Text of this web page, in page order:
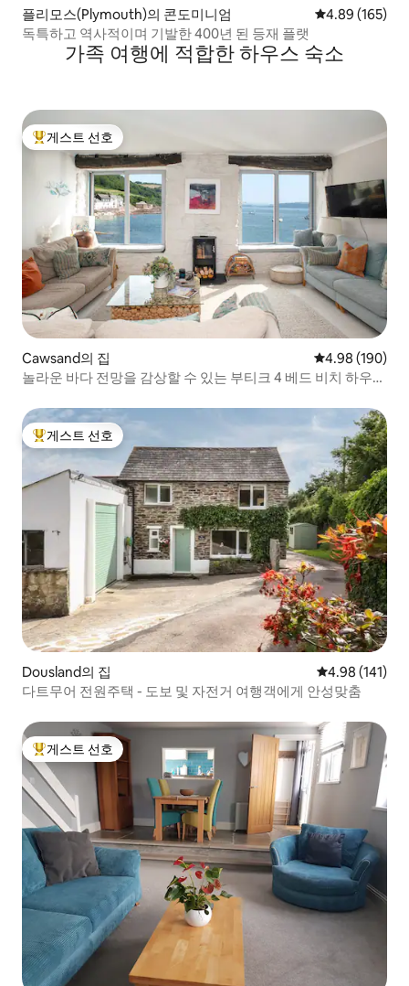
플리모스(Plymouth)의 콘도미니엄 평점 4.89점(5
4.89 (165)
독특하고 역사적이며 기발한 400년 된 등재 플랫
가족 여행에 적합한 하우스 숙소
상위 게스트 선호
게스트 선호
Cawsand의 집 평점 4.98점(5
4.98 (190)
놀라운 바다 전망을 감상할 수 있는 부티크 4 베드 비치 하우
상위 게스트 선호
게스트 선호
Dousland의 집 평점 4.98점(5
4.98 (141)
다트무어 전원주택 - 도보 및 자전거 여행객에게 안성맞춤
상위 게스트 선호
게스트 선호